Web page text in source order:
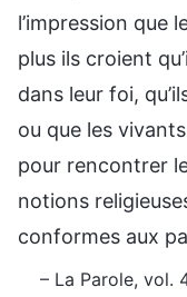
l’impression que
plus ils croient
dans leur foi,
ou que les
pour rencontrer
notions
conformes aux
– La Parole, vol.